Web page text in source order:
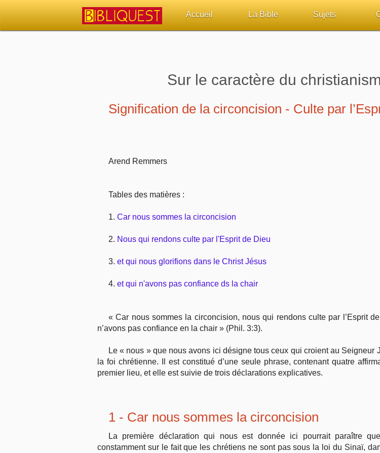
Accueil
Paramètres
La Bible Sujets
Sur le caractère du
Signification de la circoncision - Culte par
Arend Remmers
Tables des matières :
1. Car nous sommes la circoncision
2. Nous qui rendons culte par l'Esprit de Dieu
3. et qui nous glorifions dans le Christ Jésus
4. et qui n'avons pas confiance ds la chair
« Car nous sommes la circoncision, nous qui rendons culte par l’Esprit
n’avons pas confiance en la chair » (Phil. 3:3).
Le « nous » que nous avons ici désigne tous ceux qui croient au
la foi chrétienne. Il est constitué d’une seule phrase, contenant quatre
premier lieu, et elle est suivie de trois déclarations explicatives.
1 - Car nous sommes la circoncision
La première déclaration qui nous est donnée ici pourrait paraître
constamment sur le fait que les chrétiens ne sont pas sous la loi du Sinaï,